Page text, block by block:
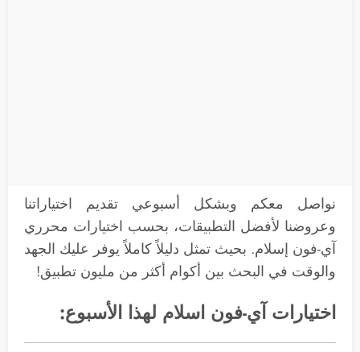
نواصل معكم وبشكل أسبوعي تقديم اختياراتنا
وعروضنا لأفضل التطبيقات، بحسب اختيارات محرري
آي-فون إسلام. بحيث تمثل دليلاً كاملاً يوفر عليك الجهد
والوقت في البحث بين أكوام أكثر من مليون تطبيق!
اختيارات آي-فون اسلام لهذا الأسبوع: